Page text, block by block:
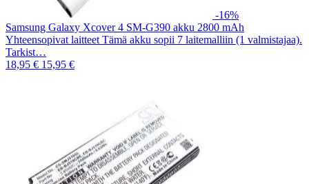
-16%
Samsung Galaxy Xcover 4 SM-G390 akku 2800 mAh
Yhteensopivat laitteet Tämä akku sopii 7 laitemalliin (1 valmistajaa).
Tarkist…
18,95 € 15,95 €